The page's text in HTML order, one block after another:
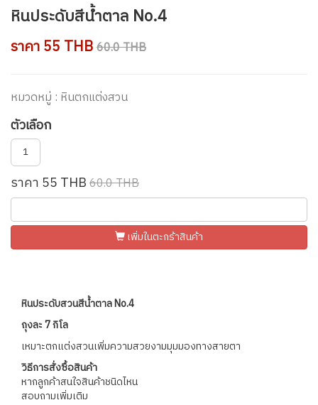
หินประดับสีน้ำตาล No.4
ราคา 55 THB60.0 THB
หมวดหมู่ : หินตกแต่งสวน
ตัวเลือก
1
ราคา 55 THB60.0 THB
เพิ่มในตะกร้าสินค้า
หินประดับสวนสีน้ำตาล No.4
ถุงละ 7 กิโล
เหมาะตกแต่งสวนเพิ่มความสวยงามมุมมองทางสายตา
วิธีการสั่งซื้อสินค้า
หากลูกค้าสนใจสินค้าชนิดไหน
สอบถามเพิ่มเติม